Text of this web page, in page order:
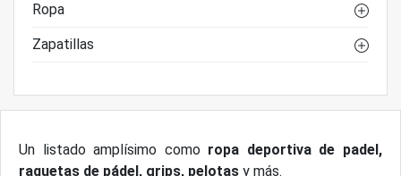
Ropa
Zapatillas
Un listado amplísimo como ropa deportiva de padel,
raquetas de pádel, grips, pelotas y más.